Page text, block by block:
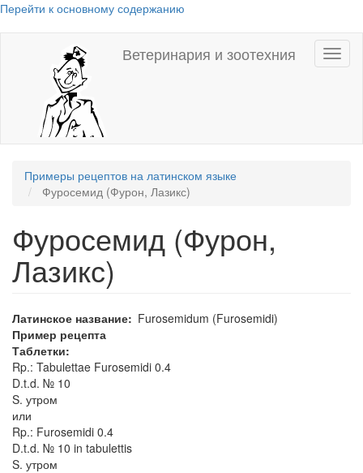
Перейти к основному содержанию
Ветеринария и зоотехния
Примеры рецептов на латинском языке
Фуросемид (Фурон, Лазикс)
Фуросемид (Фурон,
Лазикс)
Латинское название
Furosemidum (Furosemidi)
Пример рецепта
Таблетки:
Rp.: Tabulettae Furosemidi 0.4
D.t.d. № 10
S. утром
или
Rp.: Furosemidi 0.4
D.t.d. № 10 in tabulettis
S. утром